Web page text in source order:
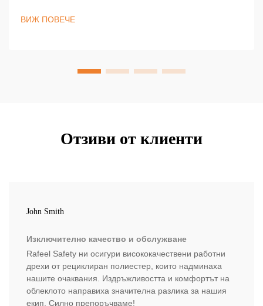
ВИЖ ПОВЕЧЕ
Отзиви от клиенти
John Smith
Изключително качество и обслужване
Rafeel Safety ни осигури висококачествени работни
дрехи от рециклиран полиестер, които надминаха
нашите очаквания. Издръжливостта и комфортът на
облеклото направиха значителна разлика за нашия
екип. Силно препоръчваме!